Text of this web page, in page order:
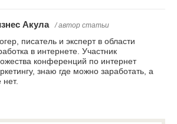
Акула / автор статьи
писатель и эксперт в области
в интернете. Участник
конференций по интернет
знаю где можно заработать, а
нет.